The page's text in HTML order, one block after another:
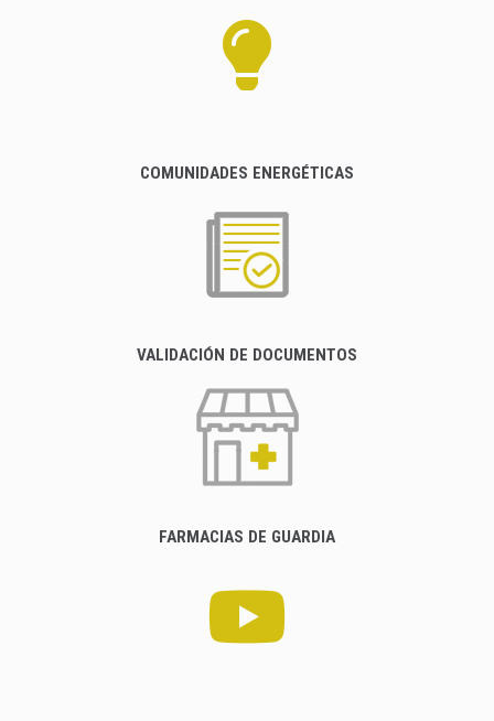
COMUNIDADES ENERGÉTICAS
VALIDACIÓN DE DOCUMENTOS
FARMACIAS DE GUARDIA